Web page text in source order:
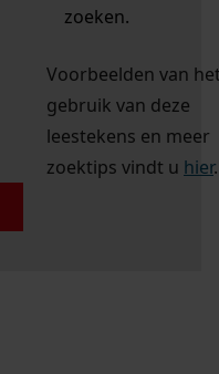
zoeken.
Voorbeelden van
gebruik van deze
leestekens en meer
zoektips vindt u hier.